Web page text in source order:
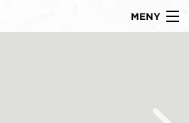
MENY